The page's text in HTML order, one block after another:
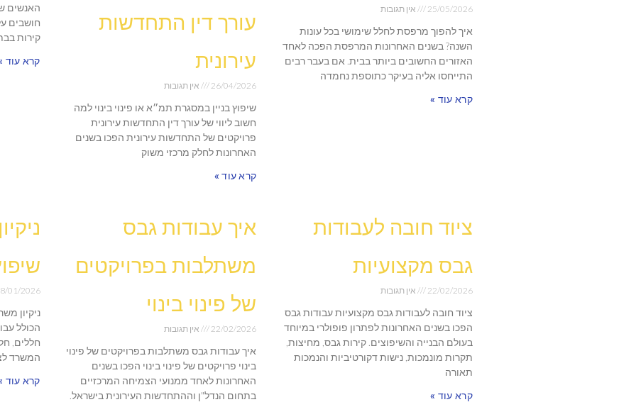
25/05/2026 אין תגובות
איך להפוך מרפסת לחלל שימושי בכל עונות
השנה? בשנים האחרונות המרפסת הפכה לאחד
האזורים החשובים ביותר בבית. אם בעבר רבים
התייחסו אליה בעיקר כתוספת נחמדה
קרא עוד »
עורך דין התחדשות
עירונית
26/04/2026 אין תגובות
שיפוץ בניין במסגרת תמ״א או פינוי בינוי למה
חשוב ליווי של עורך דין התחדשות עירונית
פרויקטים של התחדשות עירונית הפכו בשנים
האחרונות לחלק מרכזי משוק
קרא עוד »
האנשים
חושבים
קירות
קרא עוד
ציוד חובה לעבודות
גבס מקצועיות
22/02/2026 אין תגובות
ציוד חובה לעבודות גבס מקצועיות עבודות גבס
הפכו בשנים האחרונות לפתרון פופולרי במיוחד
בעולם הבנייה והשיפוצים. קירות גבס, מחיצות,
תקרות מונמכות, נישות דקורטיביות והנמכות
תאורה
קרא עוד »
איך עבודות גבס
משתלבות בפרויקטים
של פינוי בינוי
22/02/2026 אין תגובות
איך עבודות גבס משתלבות בפרויקטים של פינוי
בינוי פרויקטים של פינוי בינוי הפכו בשנים
האחרונות לאחד ממנועי הצמיחה המרכזיים
בתחום הנדל"ן וההתחדשות העירונית בישראל.
01/2026
ניקיון
הכולל
חללים,
המשרד
קרא עוד